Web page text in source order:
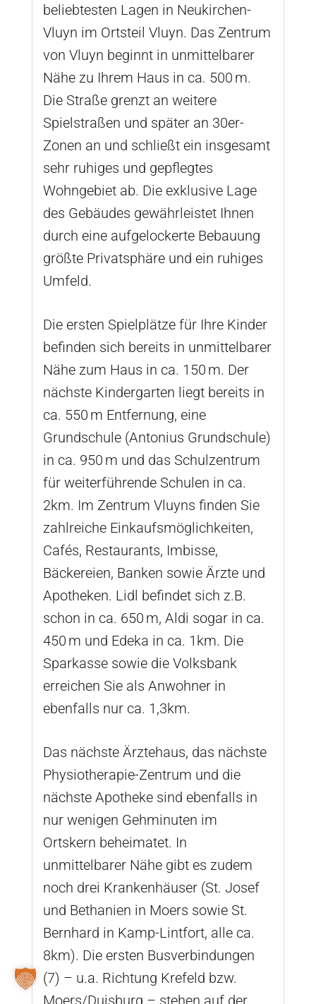
beliebtesten Lagen in Neukirchen-
Vluyn im Ortsteil Vluyn. Das Zentrum
von Vluyn beginnt in unmittelbarer
Nähe zu Ihrem Haus in ca. 500 m.
Die Straße grenzt an weitere
Spielstraßen und später an 30er-
Zonen an und schließt ein insgesamt
sehr ruhiges und gepflegtes
Wohngebiet ab. Die exklusive Lage
des Gebäudes gewährleistet Ihnen
durch eine aufgelockerte Bebauung
größte Privatsphäre und ein ruhiges
Umfeld.
Die ersten Spielplätze für Ihre Kinder
befinden sich bereits in unmittelbarer
Nähe zum Haus in ca. 150 m. Der
nächste Kindergarten liegt bereits in
ca. 550 m Entfernung, eine
Grundschule (Antonius Grundschule)
in ca. 950 m und das Schulzentrum
für weiterführende Schulen in ca.
2km. Im Zentrum Vluyns finden Sie
zahlreiche Einkaufsmöglichkeiten,
Cafés, Restaurants, Imbisse,
Bäckereien, Banken sowie Ärzte und
Apotheken. Lidl befindet sich z.B.
schon in ca. 650 m, Aldi sogar in ca.
450 m und Edeka in ca. 1km. Die
Sparkasse sowie die Volksbank
erreichen Sie als Anwohner in
ebenfalls nur ca. 1,3km.
Das nächste Ärztehaus, das nächste
Physiotherapie-Zentrum und die
nächste Apotheke sind ebenfalls in
nur wenigen Gehminuten im
Ortskern beheimatet. In
unmittelbarer Nähe gibt es zudem
noch drei Krankenhäuser (St. Josef
und Bethanien in Moers sowie St.
Bernhard in Kamp-Lintfort, alle ca.
8km). Die ersten Busverbindungen
(7) – u.a. Richtung Krefeld bzw.
Moers/Duisburg – stehen auf der